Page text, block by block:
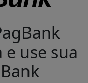
use sua